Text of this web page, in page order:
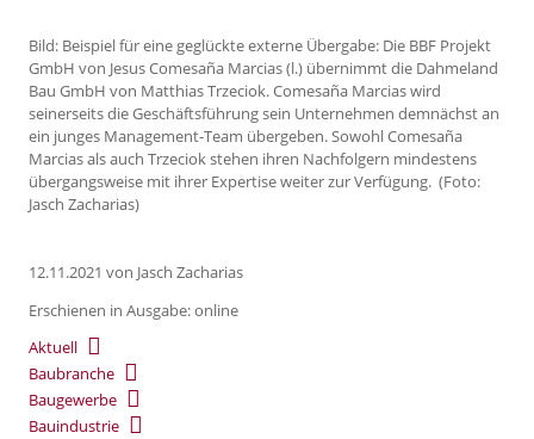
Bild: Beispiel für eine geglückte externe Übergabe: Die BBF Projekt
GmbH von Jesus Comesaña Marcias (l.) übernimmt die Dahmeland
Bau GmbH von Matthias Trzeciok. Comesaña Marcias wird
seinerseits die Geschäftsführung sein Unternehmen demnächst an
ein junges Management-Team übergeben. Sowohl Comesaña
Marcias als auch Trzeciok stehen ihren Nachfolgern mindestens
übergangsweise mit ihrer Expertise weiter zur Verfügung. (Foto:
Jasch Zacharias)
12.11.2021 von Jasch Zacharias
Erschienen in Ausgabe: online
Aktuell
Baubranche
Baugewerbe
Bauindustrie